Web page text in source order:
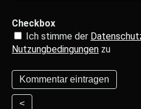
Checkbox
Ich stimme der
Nutzungbedingungen zu
<